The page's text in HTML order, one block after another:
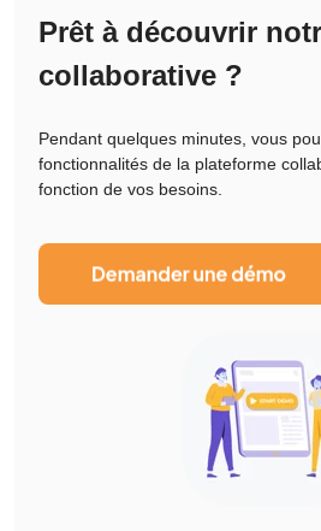
Prêt à découvrir
collaborative ?
Pendant quelques minutes, vous
fonctionnalités de la plateforme
fonction de vos besoins.